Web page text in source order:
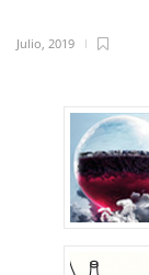
Julio, 2019